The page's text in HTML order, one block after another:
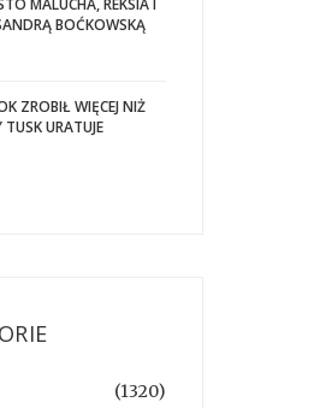
MALUCHA, REKSIA I
BOĆKOWSKĄ
ZROBIŁ WIĘCEJ NIŻ
URATUJE
(1320)